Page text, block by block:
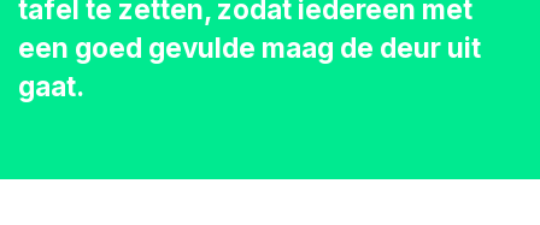
tafel te zetten, zodat iedereen met
een goed gevulde maag de deur uit
gaat.